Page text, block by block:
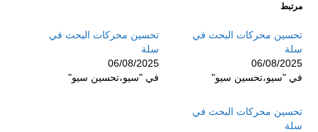
مرتبط
تحسين محركات البحث في
سلة
06/08/2025
في "سيو،تحسين سيو"
تحسين محركات البحث في
سلة
06/08/2025
في "سيو،تحسين سيو"
تحسين محركات البحث في
سلة